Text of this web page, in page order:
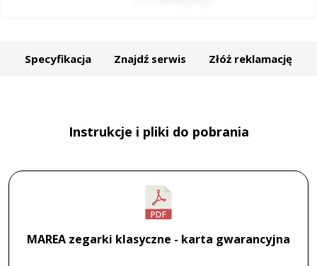
Specyfikacja Znajdź serwis Złóż reklamację
Instrukcje i pliki do pobrania
MAREA zegarki klasyczne - karta gwarancyjna